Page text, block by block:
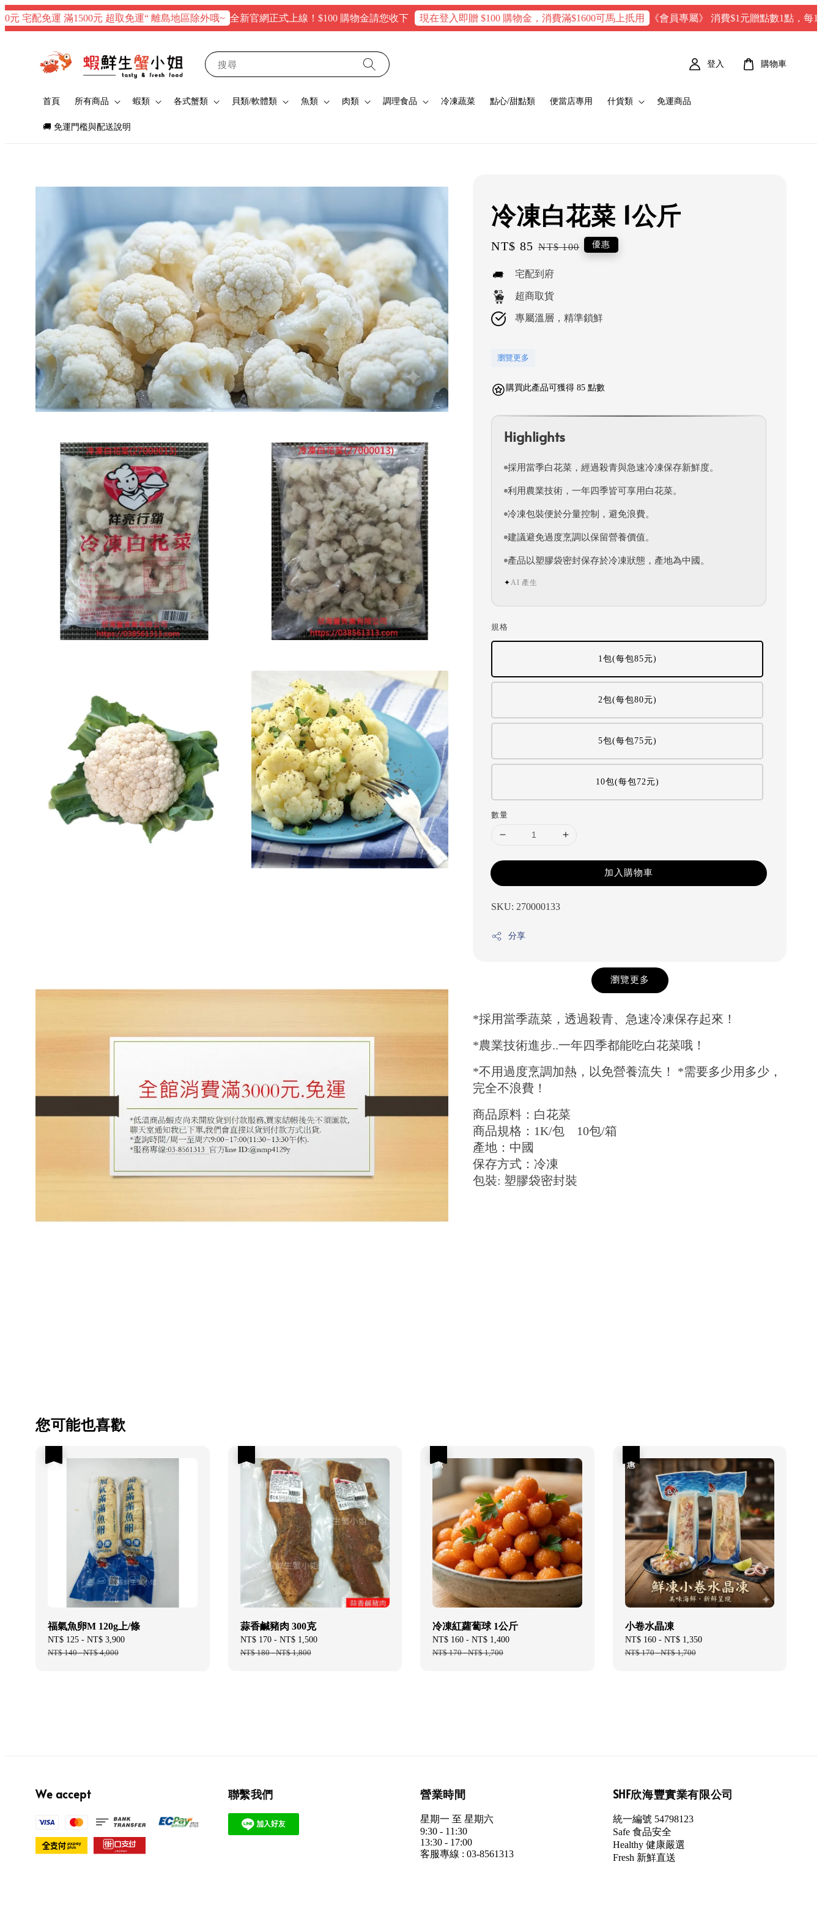
免運 滿1500元 超取免運“ 離島地區除外哦~ 全新官網正式上線！$100 購物金請您收下 現在登入即贈 $100 購物金，消費滿$1600可馬上扺用 《會員專屬》 消費$1元贈點數1點，每100 點 =
搜尋
首頁 所有商品 蝦類 各式蟹類 貝類/軟體類 魚類 肉類 調理食品 冷凍蔬菜 點心/甜點類 便當店專用 什貨類 免運商品
🚚 免運門檻與配送說明
登入 購物車
冷凍白花菜 1公斤
Sale
NT$ 85 Regular
NT$ 100 優惠
宅配到府
超商取貨
專屬溫層，精準鎖鮮
瀏覽更多
購買此產品可獲得 85 點數
Highlights
採用當季白花菜，經過殺青與急速冷凍保存新鮮度。
利用農業技術，一年四季皆可享用白花菜。
冷凍包裝便於分量控制，避免浪費。
建議避免過度烹調以保留營養價值。
產品以塑膠袋密封保存於冷凍狀態，產地為中國。
✦ AI 產生
規格
1包(每包85元)
2包(每包80元)
5包(每包75元)
10包(每包72元)
數量
加入購物車
SKU: 270000133
分享
瀏覽更多
*採用當季蔬菜，透過殺青、急速冷凍保存起來！
*農業技術進步..一年四季都能吃白花菜哦！
*不用過度烹調加熱，以免營養流失！ *需要多少用多少，
完全不浪費！
商品原料：白花菜
商品規格：1K/包 10包/箱
產地：中國
保存方式：冷凍
包裝: 塑膠袋密封裝
您可能也喜歡
福氣魚卵M 120g上/條
Sale
price
NT$ 125 - NT$ 3,900
NT$ 140-NT$ 4,000
蒜香鹹豬肉 300克
Sale
price
NT$ 170- NT$ 1,500
NT$ 180-NT$ 1,800
冷凍紅蘿蔔球 1公斤
Sale
price
NT$ 160 - NT$ 1,400
NT$ 170-NT$ 1,700
小卷水晶凍
Sale
price
NT$ 160- NT$ 1,350
NT$ 170-NT$ 1,700
We accept 聯繫我們 營業時間
星期一 至 星期六
9:30 - 11:30
13:30 - 17:00
客服專線 : 03-8561313
SHF欣海豐實業有限公司
統一編號 54798123
Safe 食品安全
Healthy 健康嚴選
Fresh 新鮮直送